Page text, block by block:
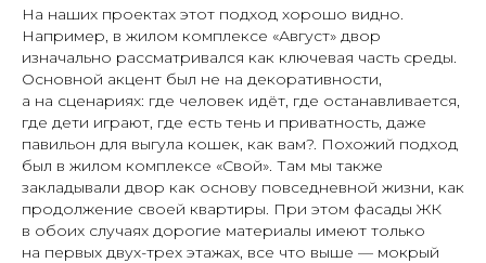
На наших проектах этот подход хорошо видно.
Например, в жилом комплексе «Август» двор
изначально рассматривался как ключевая часть среды.
Основной акцент был не на декоративности,
а на сценариях: где человек идёт, где останавливается,
где дети играют, где есть тень и приватность, даже
павильон для выгула кошек, как вам?. Похожий подход
был в жилом комплексе «Свой». Там мы также
закладывали двор как основу повседневной жизни, как
продолжение своей квартиры. При этом фасады ЖК
в обоих случаях дорогие материалы имеют только
на первых двух-трех этажах, все что выше — мокрый
Будем знакомы
Мы создаем архитектурные проекты со смыслом!
О компании
Услуги/прайс
Вакансии
Партнерам